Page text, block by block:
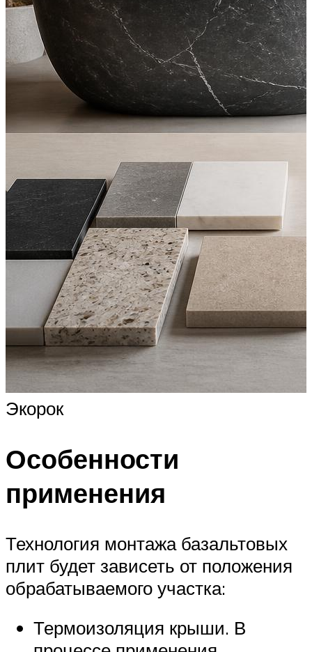
Экорок
Особенности
применения
Технология монтажа базальтовых
плит будет зависеть от положения
обрабатываемого участка:
Термоизоляция крыши. В